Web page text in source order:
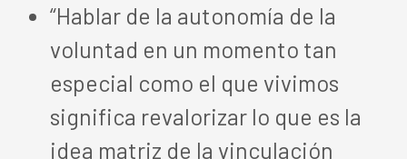
“Hablar de la autonomía de la
voluntad en un momento tan
especial como el que vivimos
significa revalorizar lo que es la
idea matriz de la vinculación